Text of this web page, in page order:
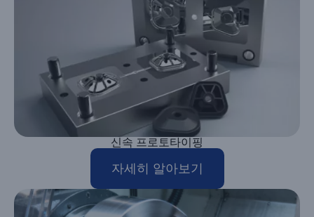
신속 프로토타이핑
자세히 알아보기